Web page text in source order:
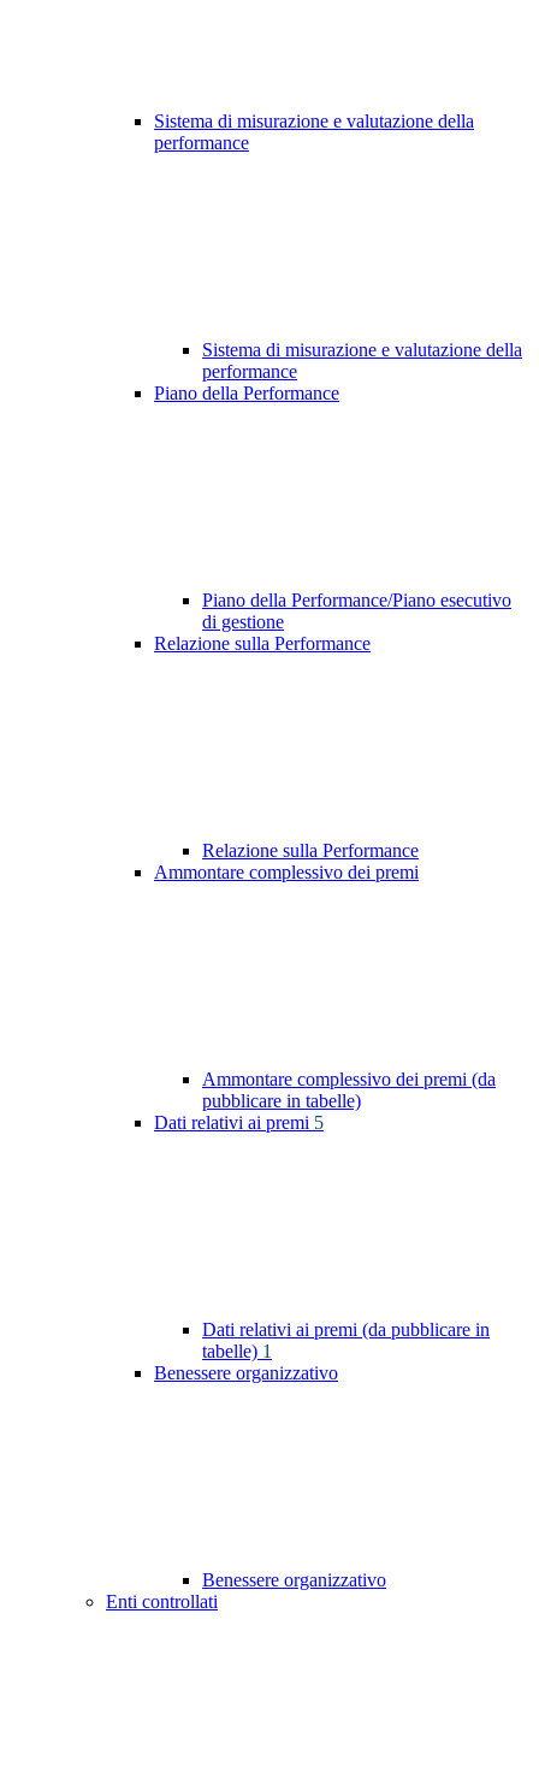
Sistema di misurazione e valutazione della
performance
Sistema di misurazione e valutazione della
performance
Piano della Performance
Piano della Performance/Piano esecutivo
di gestione
Relazione sulla Performance
Relazione sulla Performance
Ammontare complessivo dei premi
Ammontare complessivo dei premi (da
pubblicare in tabelle)
Dati relativi ai premi 5
Dati relativi ai premi (da pubblicare in
tabelle) 1
Benessere organizzativo
Benessere organizzativo
Enti controllati